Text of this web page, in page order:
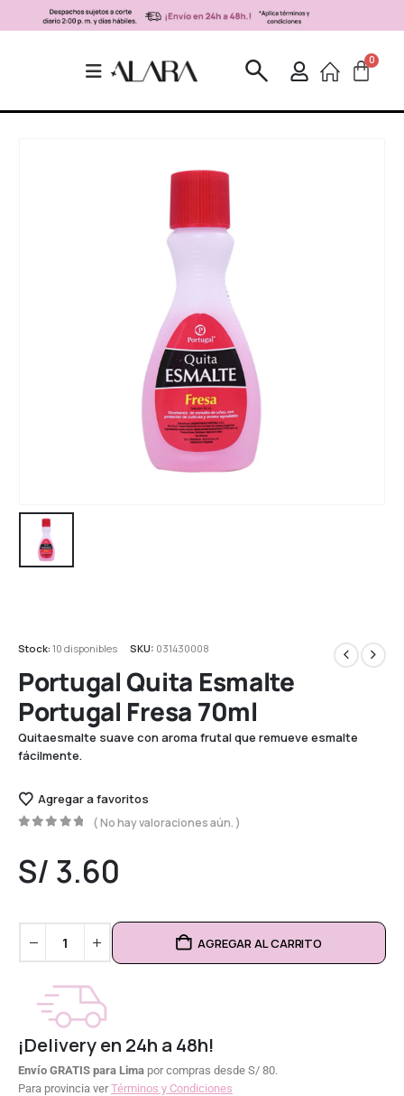
Stock: 10 disponibles SKU: 031430008
Portugal Quita Esmalte
Portugal Fresa 70ml
Quitaesmalte suave con aroma frutal que remueve esmalte
fácilmente.
Agregar a favoritos
( No hay valoraciones aún. )
S/ 3.60
AGREGAR AL CARRITO
¡Delivery en 24h a 48h!
Envío GRATIS para Lima por compras desde S/ 80.
Para provincia verTérminos y Condiciones